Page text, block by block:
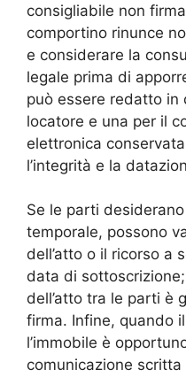
consigliabile non
comportino rinunce
e considerare la
legale prima di
può essere redatto in
locatore e una per il
elettronica
l’integrità e la
Se le parti
temporale, possono
dell’atto o il ricorso a
data di
dell’atto tra le parti è
firma. Infine, quando
l’immobile è
comunicazione